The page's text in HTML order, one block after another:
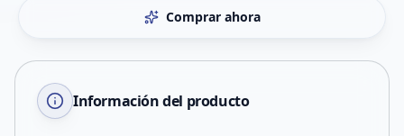
Comprar ahora
Información del producto